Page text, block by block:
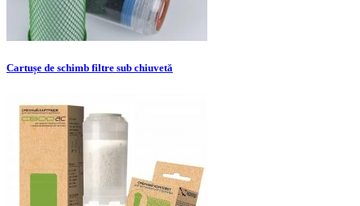
Cartușe de schimb filtre sub chiuvetă